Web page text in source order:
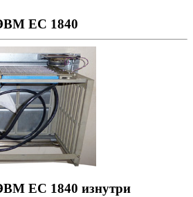
ЕС 1840
ЕС 1840 изнутри